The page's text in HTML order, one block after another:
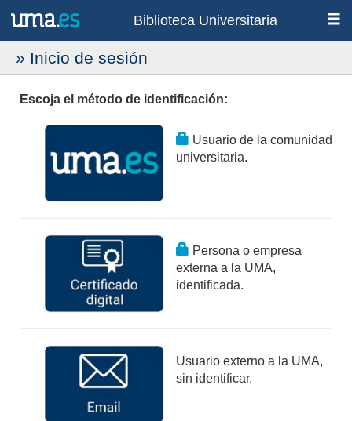
Biblioteca Universitaria
» Inicio de sesión
Escoja el método de identificación:
Usuario de la comunidad
universitaria.
Persona o empresa
externa a la UMA,
identificada.
Usuario externo a la UMA,
sin identificar.